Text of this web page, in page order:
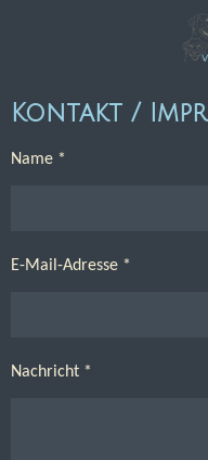
Kontakt /
Name *
E-Mail-Adresse *
Nachricht *